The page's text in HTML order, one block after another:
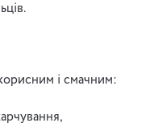
і смачним: